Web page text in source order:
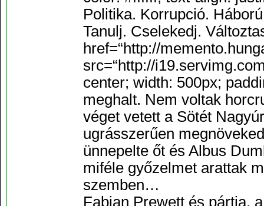
Politika. Korrupció.
Tanulj. Cselekedj.
href=“http://
src=“http://
center; width: 500px;
meghalt. Nem voltak
véget vetett a Sötét
ugrásszerűen
ünnepelte őt és Albus
miféle győzelmet arattak
szemben…
Fabian Prewett és pártja,